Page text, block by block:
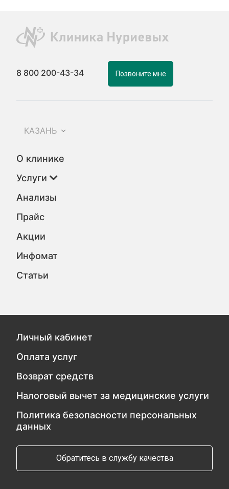
8 800 200-43-34 Позвоните мне
КАЗАНЬ
О клинике
Услуги
Анализы
Прайс
Акции
Инфомат
Статьи
Личный кабинет
Оплата услуг
Возврат средств
Налоговый вычет за медицинские услуги
Политика безопасности персональных
данных
Обратитесь в службу качества